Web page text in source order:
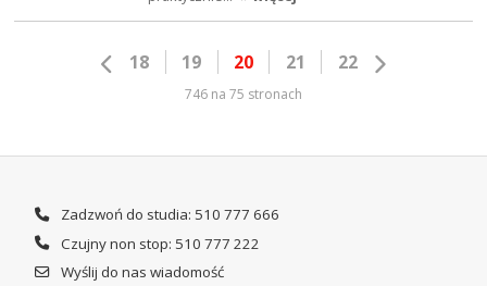
18 19 20 21 22
746 na 75 stronach
Zadzwoń do studia: 510 777 666
Czujny non stop: 510 777 222
Wyślij do nas wiadomość